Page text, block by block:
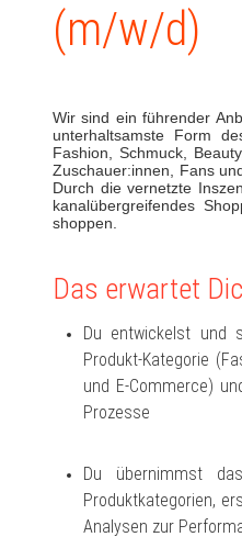
(m/w/d)
Wir sind ein führender
unterhaltsamste Form
Fashion, Schmuck,
Zuschauer:innen, Fans
Durch die vernetzte
kanalübergreifendes
shoppen.
Das erwartet
Du entwickelst und
Produkt-Kategorie
und E-Commerce)
Prozesse
Du übernimmst
Produktkategorien,
Analysen zur